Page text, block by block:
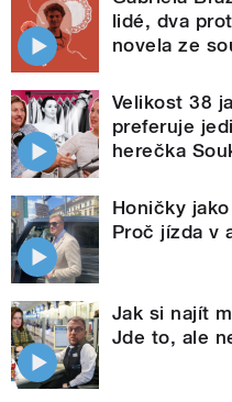
lidé, dva
novela ze
Velikost 38
preferuje
herečka
Honičky
Proč jízda v
Jak si najít
Jde to, ale